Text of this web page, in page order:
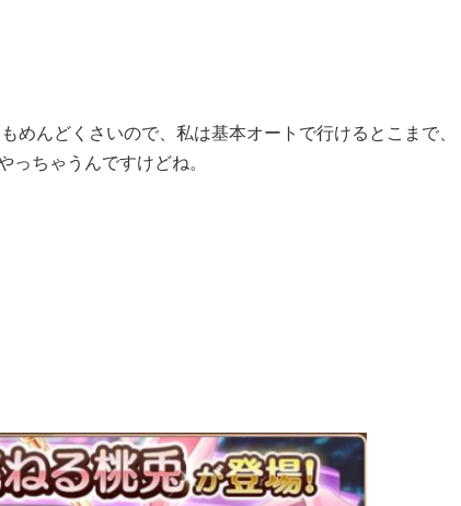
んどくさいので、私は基本オートで行けるとこまで、
ちゃうんですけどね。